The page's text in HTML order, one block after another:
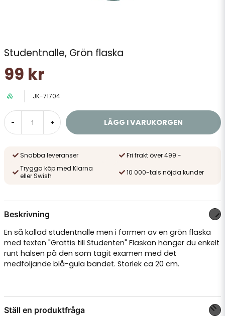
Studentnalle, Grön flaska
99 kr
JK-71704
- + LÄGG I VARUKORGEN
Snabba leveranser
Fri frakt över 499:-
Trygga köp med Klarna
eller Swish
10 000-tals nöjda kunder
Beskrivning
En så kallad studentnalle men i formen av en grön flaska
med texten "Grattis till Studenten" Flaskan hänger du enkelt
runt halsen på den som tagit examen med det
medföljande blå-gula bandet. Storlek ca 20 cm.
Ställ en produktfråga